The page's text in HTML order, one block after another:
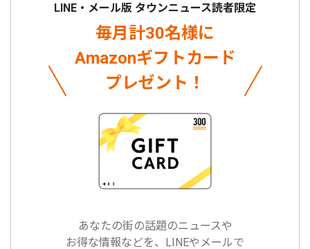
LINE・メール版 タウンニュース読者限定
毎月計30名様に
Amazonギフトカード
プレゼント！
あなたの街の話題のニュースや
お得な情報などを、LINEやメールで